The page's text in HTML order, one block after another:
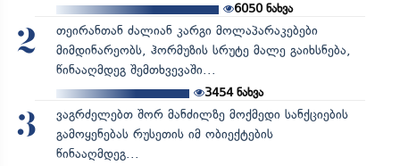
6050ნახვა
2
თეირანთან ძალიან კარგი მოლაპარაკებები
მიმდინარეობს, ჰორმუზის სრუტე მალე გაიხსნება,
წინააღმდეგ შემთხვევაში...
3454ნახვა
3
ვაგრძელებთ შორ მანძილზე მოქმედი სანქციების
გამოყენებას რუსეთის იმ ობიექტების
წინააღმდეგ...